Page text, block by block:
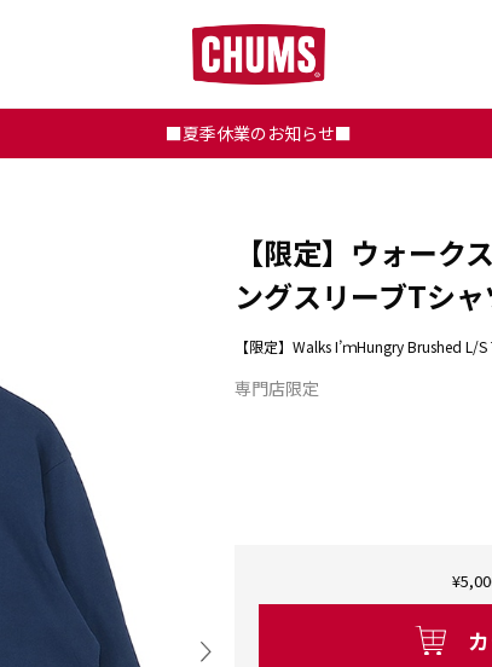
■夏季休業のお知らせ■
【限定】ウォーク
ングスリーブTシャ
【限定】Walks I’ｍHungry Brushed L/
専門店限定